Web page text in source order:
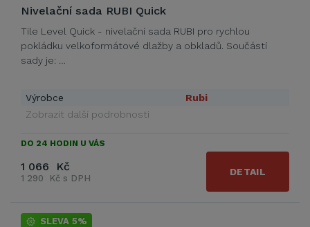
Nivelační sada RUBI Quick
Tile Level Quick - nivelační sada RUBI pro rychlou
pokládku velkoformátové dlažby a obkladů. Součástí
sady je: …
Výrobce
Rubi
Zobrazit další podrobnosti
DO 24 HODIN U VÁS
1 066 Kč
1 290 Kč s DPH
DETAIL
SLEVA 5%